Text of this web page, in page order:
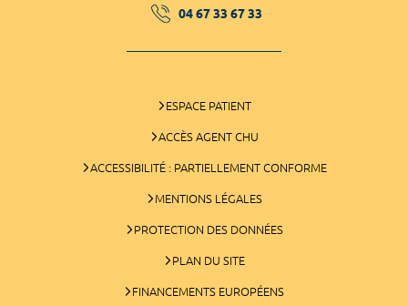
04 67 33 67 33
ESPACE PATIENT
ACCÈS AGENT CHU
ACCESSIBILITÉ : PARTIELLEMENT CONFORME
MENTIONS LÉGALES
PROTECTION DES DONNÉES
PLAN DU SITE
FINANCEMENTS EUROPÉENS